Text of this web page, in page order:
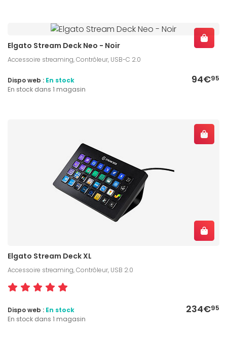
Elgato Stream Deck Neo - Noir
Accessoire streaming, Contrôleur, USB-C 2.0
94€95
Dispo web : En stock
En stock dans 1 magasin
Elgato Stream Deck XL
Accessoire streaming, Contrôleur, USB 2.0
234€95
Dispo web : En stock
En stock dans 1 magasin